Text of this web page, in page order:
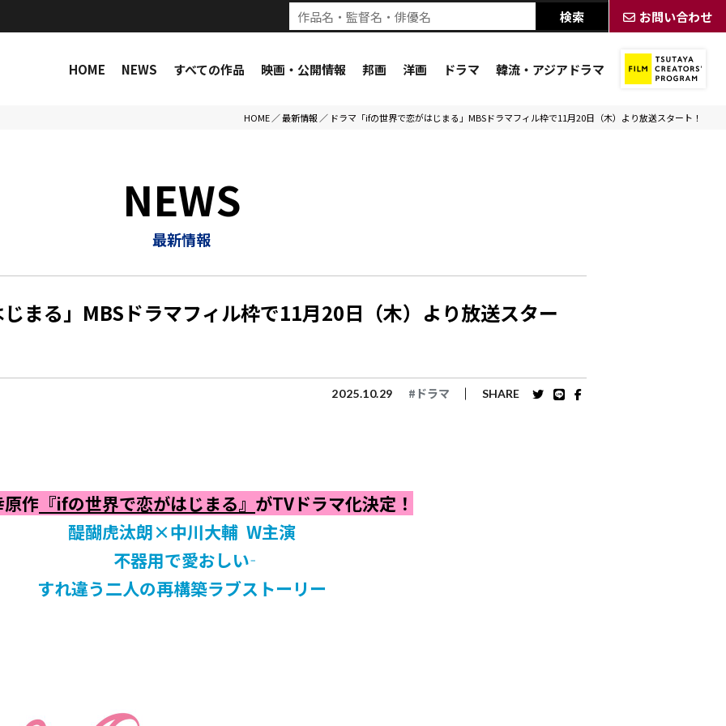
お問い合わせ
HOME NEWS すべての作品 映画・公開情報 邦画 洋画 ドラマ 韓流・アジアドラマ
HOME ／最新情報 ／ ドラマ「ifの世界で恋がはじまる」MBSドラマフィル枠で11月20日（木）より放送スタート！
NEWS
最新情報
まる」MBSドラマフィル枠で11月20日（木）より放送スター
2025.10.29 #ドラマ SHARE
原作 『ifの世界で恋がはじまる』 がTVドラマ化決定！
醍醐虎汰朗×中川大輔 W主演
不器用で愛おしい――
すれ違う二人の再構築ラブストーリー